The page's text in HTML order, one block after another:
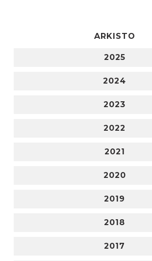
ARKISTO
2025
2024
2023
2022
2021
2020
2019
2018
2017